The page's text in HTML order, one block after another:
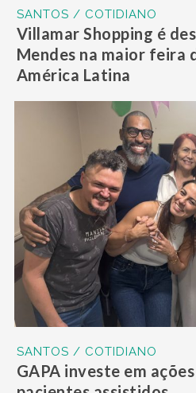
SANTOS / COTIDIANO
Villamar Shopping é
Mendes na maior feira
América Latina
SANTOS / COTIDIANO
GAPA investe em